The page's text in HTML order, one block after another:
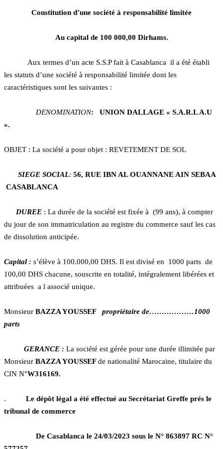
Constitution d’une société à responsabilité limitée
Au capital de 100 000,00 Dirhams.
Aux termes d’un acte S.S.P fait à Casablanca il a été établi
les statuts d’une société à responsabilité limitée dont les
caractéristiques sont les suivantes :
DENOMINATION: UNION DALLAGE « S.A.R.L A.U
».
OBJET : La société a pour objet : REVETEMENT DE SOL
SIEGE SOCIAL: 56, RUE IBN AL OUANNANE AIN SEBAA
CASABLANCA
DUREE : La durée de la société est fixée à (99 ans), à compter
du jour de son immatriculation au registre du commerce sauf les cas
de dissolution anticipée.
Capital : s’élève à 100.000,00 DHS. Il est divisé en 1000 parts de
100,00 DHS chacune, souscrite en totalité, intégralement libérées et
attribuées a l associé unique.
Monsieur BAZZA YOUSSEF
propriétaire de………………1000
parts
GERANCE : La société est gérée pour une durée illimitée par
Monsieur BAZZA YOUSSEFde nationalité Marocaine, titulaire du
CIN N°W316169.
.
Le dépôt légal a été effectué au Secrétariat Greffe prés le
tribunal de commerce
De Casablanca le 24/03/2023 sous le N° 863897 RC N°